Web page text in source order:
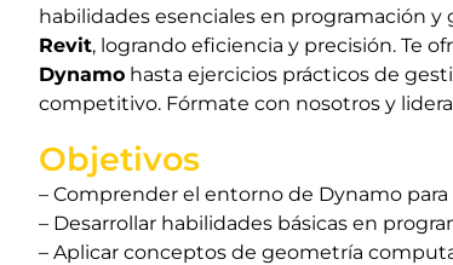
habilidades esenciales en programación
Revit, logrando eficiencia y precisión. Te
Dynamo hasta ejercicios prácticos de
competitivo. Fórmate con nosotros y
Objetivos
– Comprender el entorno de Dynamo
– Desarrollar habilidades básicas en
– Aplicar conceptos de geometría